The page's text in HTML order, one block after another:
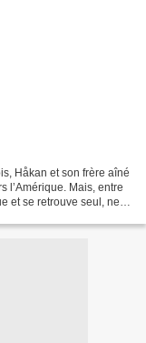
Håkan et son frère aîné
l’Amérique. Mais, entre
et se retrouve seul, ne